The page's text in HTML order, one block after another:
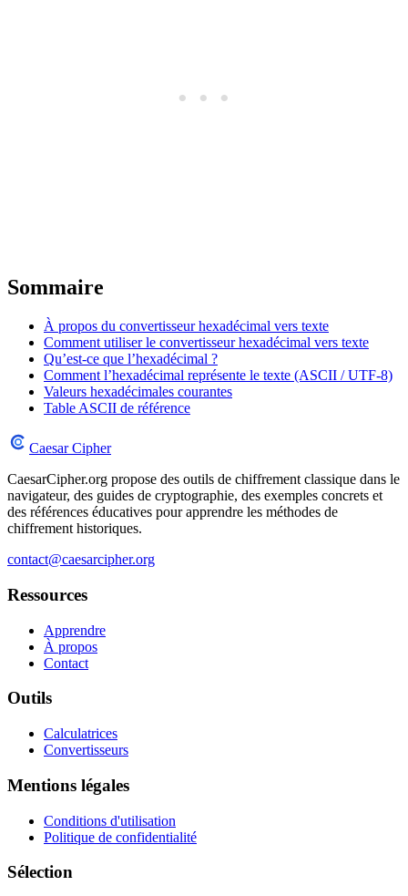
Sommaire
À propos du convertisseur hexadécimal vers texte
Comment utiliser le convertisseur hexadécimal vers texte
Qu’est-ce que l’hexadécimal ?
Comment l’hexadécimal représente le texte (ASCII / UTF-8)
Valeurs hexadécimales courantes
Table ASCII de référence
Caesar Cipher
CaesarCipher.org propose des outils de chiffrement classique dans le
navigateur, des guides de cryptographie, des exemples concrets et
des références éducatives pour apprendre les méthodes de
chiffrement historiques.
contact@caesarcipher.org
Ressources
Apprendre
À propos
Contact
Outils
Calculatrices
Convertisseurs
Mentions légales
Conditions d'utilisation
Politique de confidentialité
Sélection